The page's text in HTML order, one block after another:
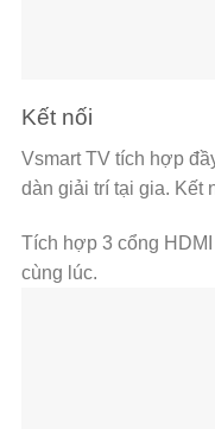
Kết nối
Vsmart TV tích hợp
dàn giải trí tại gia. Kết
Tích hợp 3 cổng
cùng lúc.